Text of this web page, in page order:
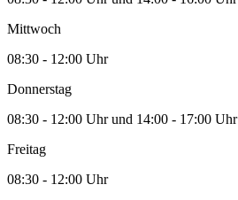
Mittwoch
08:30 - 12:00 Uhr
Donnerstag
08:30 - 12:00 Uhr und 14:00 - 17:00 Uhr
Freitag
08:30 - 12:00 Uhr